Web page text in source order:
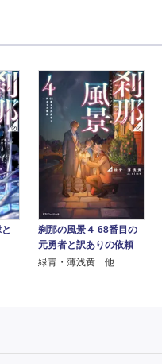
刹那の風景４ 68番目の
元勇者と訳ありの依頼
緑青・薄浅黄 他